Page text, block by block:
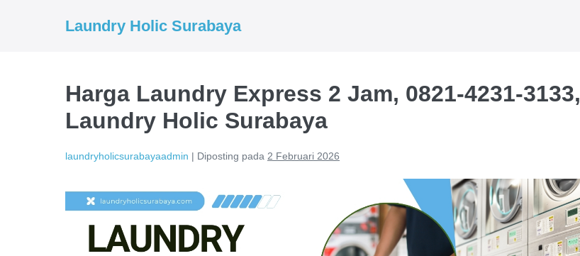
Laundry Holic Surabaya
Harga Laundry Express 2 Jam, 0821-4231-3133,
Laundry Holic Surabaya
laundryholicsurabayaadmin | Diposting pada 2 Februari 2026